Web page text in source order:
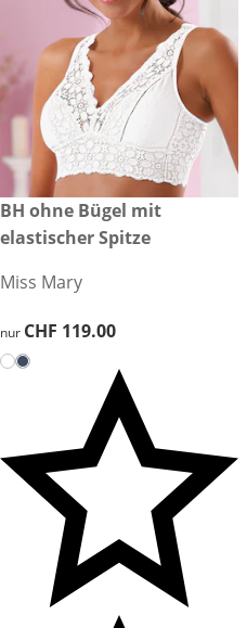
CHF 119.00
BH ohne Bügel mit
elastischer Spitze
Miss Mary
CHF 119.00
nur CHF 119.00